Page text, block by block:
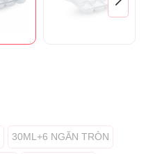
30ML+6 NGĂN TRÒN